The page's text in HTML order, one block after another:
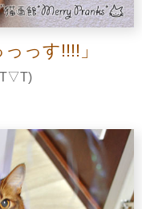
っす!!!!」